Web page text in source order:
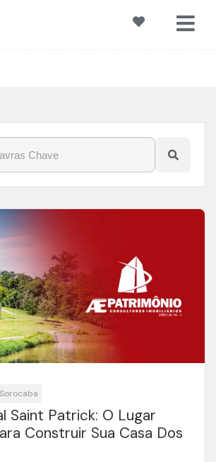
Sorocaba
Saint Patrick: O Lugar
Construir Sua Casa Dos